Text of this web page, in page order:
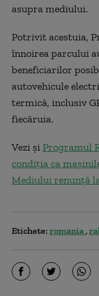
asupra mediului.
Potrivit acestuia,
înnoirea parcului
beneficiarilor
autovehicule
termică, inclusiv
fiecăruia.
Vezi șiProgramul
condiția ca
Mediului renunță
Etichete: romania